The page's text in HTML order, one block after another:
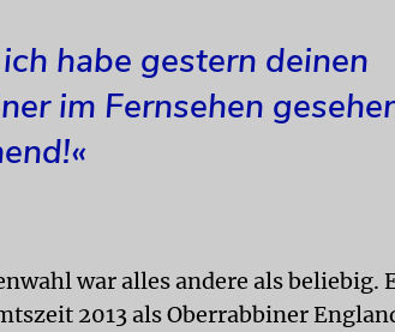
habe gestern deinen
im Fernsehen
war alles andere als beliebig.
2013 als Oberrabbiner